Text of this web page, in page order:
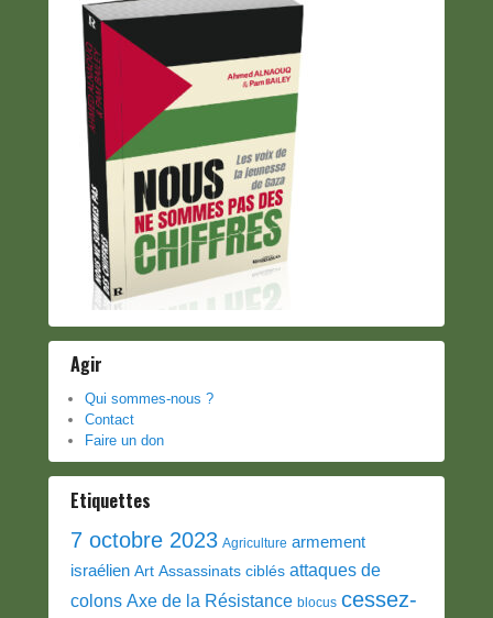
Agir
Qui sommes-nous ?
Contact
Faire un don
Etiquettes
7 octobre 2023 Agriculture armement
israélien Art Assassinats ciblés attaques de
colons Axe de la Résistance blocus cessez-